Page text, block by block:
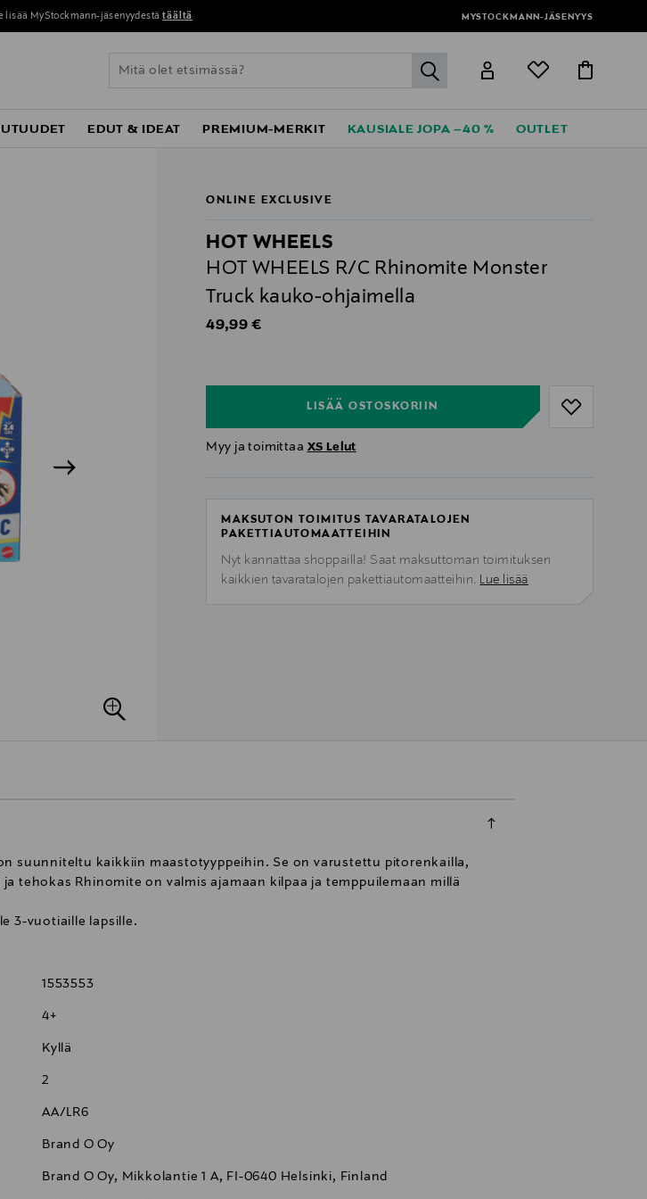
lisää MyStockmann-jäsenyydestä täältä MYSTOCKMANN-JÄSENYYS
label.header.go
EDUT & IDEAT PREMIUM-MERKIT KAUSIALE JOPA –40 % OUTLET
ONLINE EXCLUSIVE
HOT WHEELS
HOT WHEELS R/C Rhinomite Monster
Truck kauko-ohjaimella
Original Price
49,99 €
LISÄÄ OSTOSKORIIN
Myy ja toimittaa XS Lelut
MAKSUTON TOIMITUS TAVARATALOJEN
PAKETTIAUTOMAATTEIHIN
Nyt kannattaa shoppailla! Saat maksuttoman toimituksen
kaikkien tavaratalojen pakettiautomaatteihin. Lue lisää
suunniteltu kaikkiin maastotyyppeihin. Se on varustettu pitorenkailla,
tehokas Rhinomite on valmis ajamaan kilpaa ja temppuilemaan millä
3-vuotiaille lapsille.
1553553
4+
Kyllä
2
AA/LR6
Brand O Oy
Brand O Oy, Mikkolantie 1 A, FI-0640 Helsinki, Finland